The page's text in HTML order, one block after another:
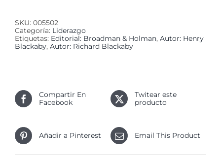
SKU: 005502
Categoría: Liderazgo
Etiquetas: Editorial: Broadman & Holman, Autor: Henry
Blackaby, Autor: Richard Blackaby
Compartir En
Facebook
Twitear este
producto
Añadir a Pinterest Email This Product